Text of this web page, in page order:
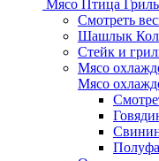
Мясо Птица Гриль
Смотреть
Шашлык
Стейк и
Мясо
Мясо